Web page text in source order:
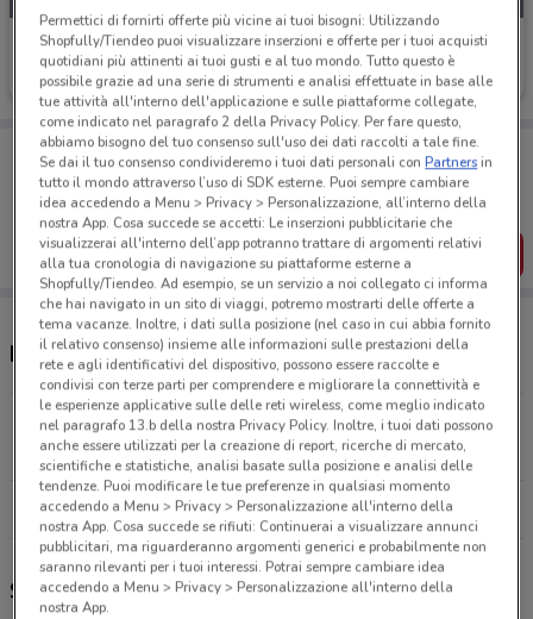
Spazio Enel
Scade il 15/09 21.7 km
Porta DoveConviene sempre con te!
Puoi trovare le migliori offerte dei negozi vicino a te,
salvarle e creare la tua lista del risparmio, comodamente
dal tuo cellulare.
SCARICA L’APP
Negozi Spazio Enel a Carpi
Via Pansa, 47/I Reggio Emilia
21.7 km
Tutti i negozi Spazio Enel
Spazio Enel, offerte e negozi
Permettici di fornirti offerte più vicine ai tuoi bisogni: Utilizzando
Shopfully/Tiendeo puoi visualizzare inserzioni e offerte per i tuoi acquisti
quotidiani più attinenti ai tuoi gusti e al tuo mondo. Tutto questo è
possibile grazie ad una serie di strumenti e analisi effettuate in base alle
tue attività all'interno dell'applicazione e sulle piattaforme collegate,
come indicato nel paragrafo 2 della Privacy Policy. Per fare questo,
abbiamo bisogno del tuo consenso sull'uso dei dati raccolti a tale fine.
Se dai il tuo consenso condivideremo i tuoi dati personali conPartnersin
tutto il mondo attraverso l’uso di SDK esterne. Puoi sempre cambiare
idea accedendo a Menu > Privacy > Personalizzazione, all’interno della
nostra App. Cosa succede se accetti: Le inserzioni pubblicitarie che
visualizzerai all'interno dell’app potranno trattare di argomenti relativi
alla tua cronologia di navigazione su piattaforme esterne a
Shopfully/Tiendeo. Ad esempio, se un servizio a noi collegato ci informa
che hai navigato in un sito di viaggi, potremo mostrarti delle offerte a
tema vacanze. Inoltre, i dati sulla posizione (nel caso in cui abbia fornito
il relativo consenso) insieme alle informazioni sulle prestazioni della
rete e agli identificativi del dispositivo, possono essere raccolte e
condivisi con terze parti per comprendere e migliorare la connettività e
le esperienze applicative sulle delle reti wireless, come meglio indicato
nel paragrafo 13.b della nostra Privacy Policy. Inoltre, i tuoi dati possono
anche essere utilizzati per la creazione di report, ricerche di mercato,
scientifiche e statistiche, analisi basate sulla posizione e analisi delle
tendenze. Puoi modificare le tue preferenze in qualsiasi momento
accedendo a Menu > Privacy > Personalizzazione all'interno della
nostra App. Cosa succede se rifiuti: Continuerai a visualizzare annunci
pubblicitari, ma riguarderanno argomenti generici e probabilmente non
saranno rilevanti per i tuoi interessi. Potrai sempre cambiare idea
accedendo a Menu > Privacy > Personalizzazione all'interno della
nostra App.